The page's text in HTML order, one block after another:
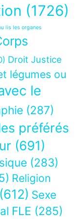
(1726)
lis les organes
Droit Justice
légumes ou
le
(287)
préférés
(691)
(283)
Religion
(612) Sexe
FLE (285)